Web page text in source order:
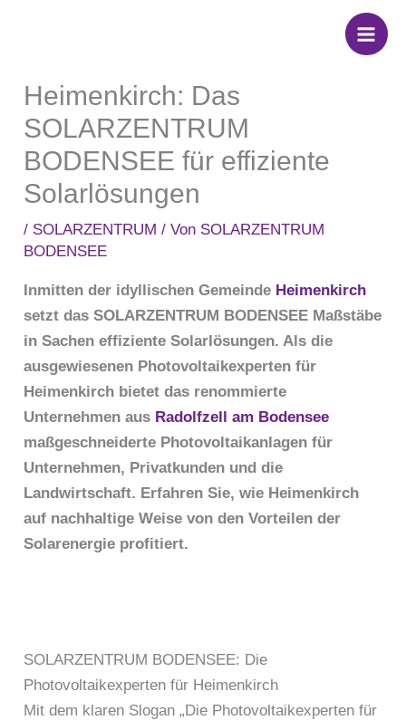
Heimenkirch: Das
SOLARZENTRUM
BODENSEE für effiziente
Solarlösungen
/ SOLARZENTRUM / Von SOLARZENTRUM
BODENSEE
Inmitten der idyllischen Gemeinde Heimenkirch
setzt das SOLARZENTRUM BODENSEE Maßstäbe
in Sachen effiziente Solarlösungen. Als die
ausgewiesenen Photovoltaikexperten für
Heimenkirch bietet das renommierte
Unternehmen aus Radolfzell am Bodensee
maßgeschneiderte Photovoltaikanlagen für
Unternehmen, Privatkunden und die
Landwirtschaft. Erfahren Sie, wie Heimenkirch
auf nachhaltige Weise von den Vorteilen der
Solarenergie profitiert.
SOLARZENTRUM BODENSEE: Die
Photovoltaikexperten für Heimenkirch
Mit dem klaren Slogan „Die Photovoltaikexperten für